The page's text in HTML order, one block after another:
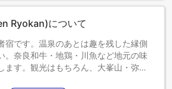
Ryokan)について
宿です。温泉のあとは趣を残した縁側
。奈良和牛・地鶏・川魚など地元の味
ます。観光はもちろん、大峯山・弥